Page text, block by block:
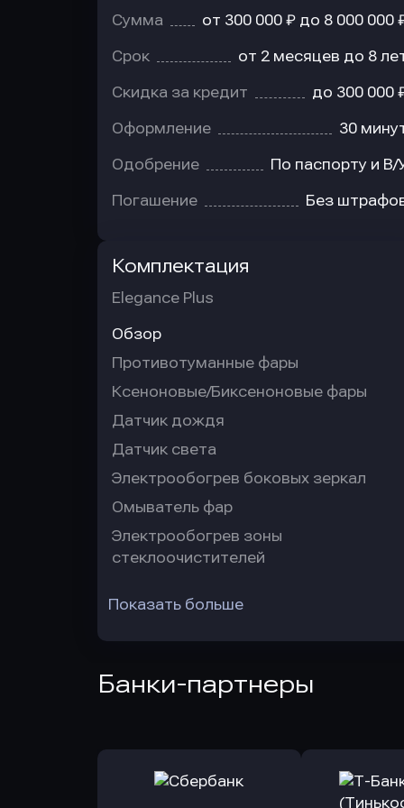
Сумма от 300 000 ₽ до 8 000 000
Срок от 2 месяцев до 8
Скидка за кредит до 300 000
Оформление 30
Одобрение По паспорту и В/
Погашение Без
Комплектация
Elegance Plus
Обзор
Противотуманные фары
Ксеноновые/Биксеноновые фары
Датчик дождя
Датчик света
Электрообогрев боковых зеркал
Омыватель фар
Электрообогрев зоны
стеклоочистителей
Показать больше
Банки-партнеры